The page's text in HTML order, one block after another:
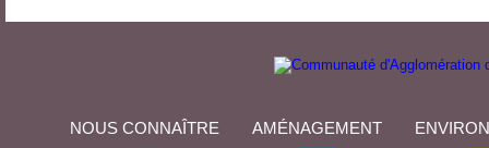
NOUS CONNAÎTRE AMÉNAGEMENT